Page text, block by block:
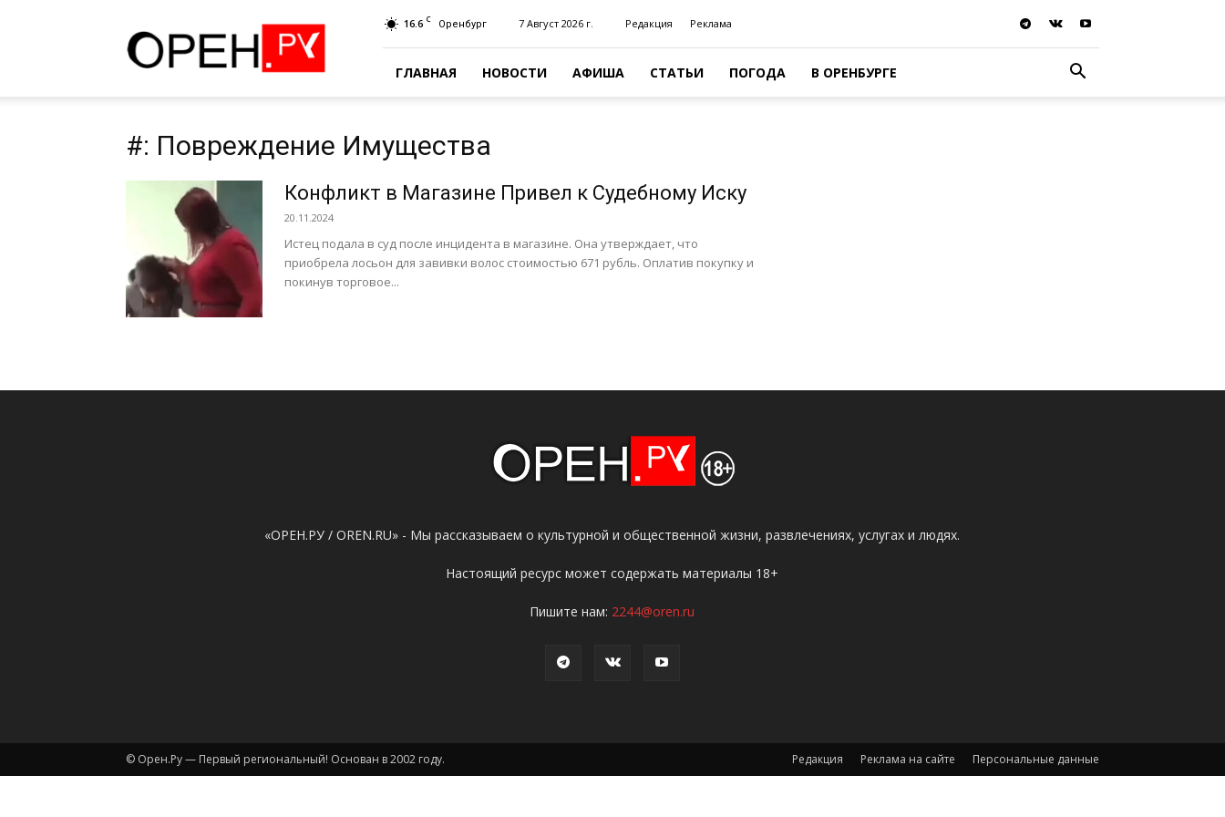
16.6 C Оренбург 7 Август 2026 г. Редакция Реклама
ГЛАВНАЯ НОВОСТИ АФИША СТАТЬИ ПОГОДА В ОРЕНБУРГЕ
#: Повреждение Имущества
Конфликт в Магазине Привел к Судебному Иску
20.11.2024
Истец подала в суд после инцидента в магазине. Она утверждает, что
приобрела лосьон для завивки волос стоимостью 671 рубль. Оплатив покупку и
покинув торговое...
«ОРЕН.РУ / OREN.RU» - Мы рассказываем о культурной и общественной жизни, развлечениях, услугах и людях.
Настоящий ресурс может содержать материалы 18+
Пишите нам: 2244@oren.ru
Редакция Реклама на сайте Персональные данные
© Орен.Ру — Первый региональный! Основан в 2002 году.